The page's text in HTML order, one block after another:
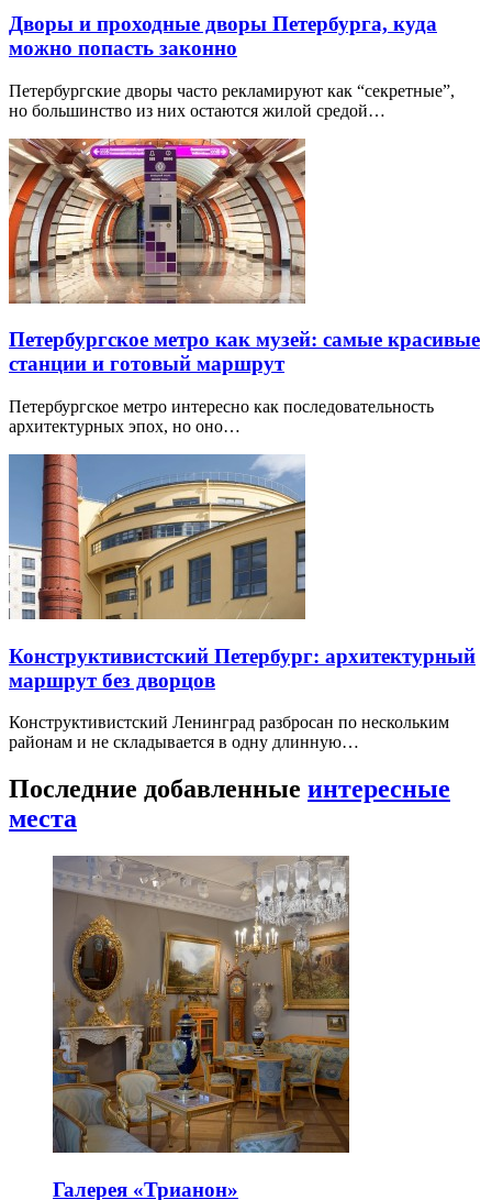
Дворы и проходные дворы Петербурга, куда
можно попасть законно
Петербургские дворы часто рекламируют как “секретные”,
но большинство из них остаются жилой средой…
Петербургское метро как музей: самые красивые
станции и готовый маршрут
Петербургское метро интересно как последовательность
архитектурных эпох, но оно…
Конструктивистский Петербург: архитектурный
маршрут без дворцов
Конструктивистский Ленинград разбросан по нескольким
районам и не складывается в одну длинную…
Последние добавленные интересные
места
Галерея «Трианон»